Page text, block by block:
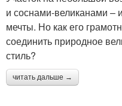
и соснами-великанами –
мечты. Но как его
соединить природное
стиль?
читать дальше →